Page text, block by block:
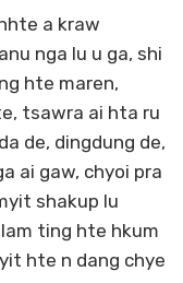
a kraw
nga lu u ga, shi
hte maren,
tsawra ai hta ru
de, dingdung de,
ai gaw, chyoi pra
shakup lu
ting hte hkum
hte n dang chye